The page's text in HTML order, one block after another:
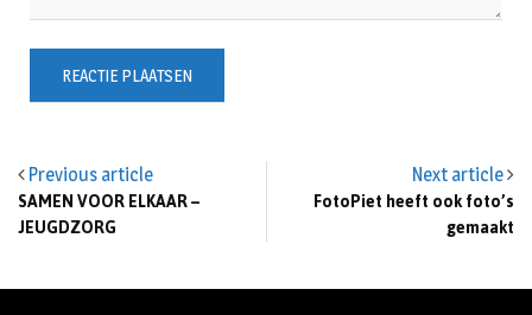
Previous article
SAMEN VOOR ELKAAR –
JEUGDZORG
Next article
FotoPiet heeft ook foto’s
gemaakt